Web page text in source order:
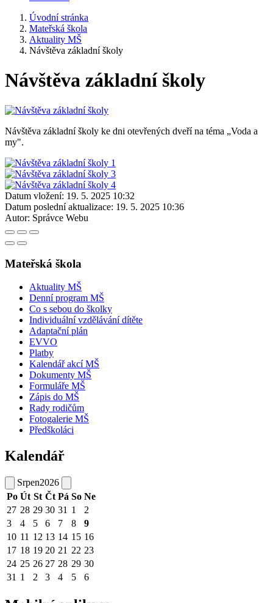
Úvodní stránka
Mateřská škola
Aktuality MŠ
Návštěva základní školy
Návštěva základní školy
Návštěva základní školy ke dni otevřených dveří na téma „Voda a
my".
Datum vložení: 19. 5. 2025 10:32
Datum poslední aktualizace: 19. 5. 2025 10:36
Autor: Správce Webu
Mateřská škola
Aktuality MŠ
Denní program MŠ
Co s sebou do školky
Individuální vzdělávání dítěte
Adaptační plán
EVVO
Platby
Kalendář akcí MŠ
Dokumenty MŠ
Formuláře MŠ
Zápis do MŠ
Rady rodičům
Fotogalerie MŠ
Předškoláci
Kalendář
Srpen2026
Po Út St Čt Pá So Ne
27 28 29 30 31 1
2
3
4 5 6 7 8
9
10 11 12 13 14 15 16
17 18 19 20 21 22 23
24 25 26 27 28 29 30
31 1 2 3 4 5 6